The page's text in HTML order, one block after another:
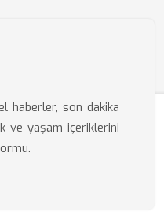
haberler, son dakika
ve yaşam içeriklerini